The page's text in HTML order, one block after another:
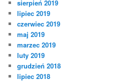
sierpień 2019
lipiec 2019
czerwiec 2019
maj 2019
marzec 2019
luty 2019
grudzień 2018
lipiec 2018